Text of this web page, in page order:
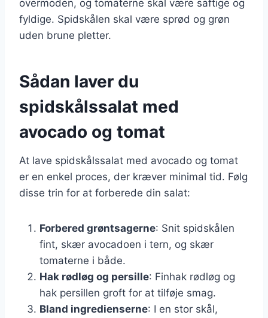
overmoden, og tomaterne skal være saftige og
fyldige. Spidskålen skal være sprød og grøn
uden brune pletter.
Sådan laver du
spidskålssalat med
avocado og tomat
At lave spidskålssalat med avocado og tomat
er en enkel proces, der kræver minimal tid. Følg
disse trin for at forberede din salat:
Forbered grøntsagerne: Snit spidskålen
fint, skær avocadoen i tern, og skær
tomaterne i både.
Hak rødløg og persille: Finhak rødløg og
hak persillen groft for at tilføje smag.
Bland ingredienserne: I en stor skål,